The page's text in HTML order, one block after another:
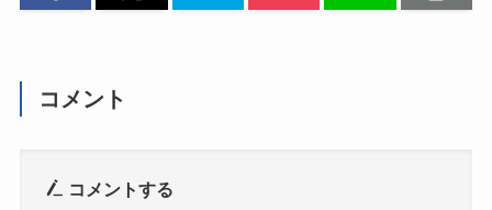
コメント
コメントする